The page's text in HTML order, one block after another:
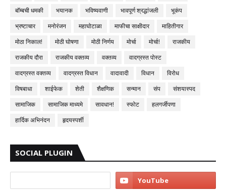
बॉम्बची धमकी
भयानक भविष्यवाणी भावपूर्ण श्रद्धांजली
भूकंप
भ्रष्टाचार
मनोरंजन महाघोटाळा माफीचा साक्षीदार
माहितीगार
मोठा निकाल!
मोठी घोषणा मोठी निर्णय मोर्चा मोर्चा!
राजकीय
राजकीय दौरा
राजकीय वक्तव्य वक्तव्य
वादग्रस्त पोस्ट
वादग्रस्त वक्तव्य
वादग्रस्त विधान वादावादी विधान
विरोध
विषबाधा
शाईफेक शेती शैक्षणिक सन्मान संप
संशयास्पद
सामाजिक
सामाजिक माध्यमे सावधान! स्फोट
हलगर्जीपणा
हार्दिक अभिनंदन
हृदयस्पर्शी
SOCIAL PLUGIN